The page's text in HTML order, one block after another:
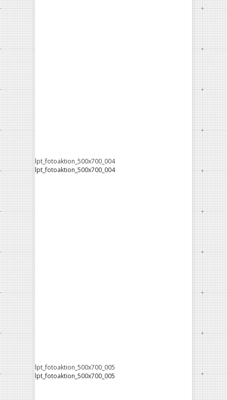
lpt_fotoaktion_500x700_004
lpt_fotoaktion_500x700_004
lpt_fotoaktion_500x700_005
lpt_fotoaktion_500x700_005